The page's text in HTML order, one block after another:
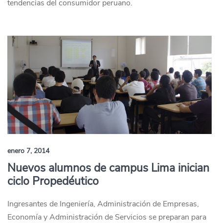
tendencias del consumidor peruano.
enero 7, 2014
Nuevos alumnos de campus Lima inician
ciclo Propedéutico
Ingresantes de Ingeniería, Administración de Empresas,
Economía y Administración de Servicios se preparan para